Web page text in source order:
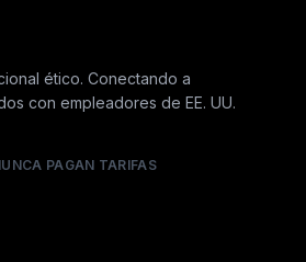
ético. Conectando a
con empleadores de EE. UU.
PAGAN TARIFAS